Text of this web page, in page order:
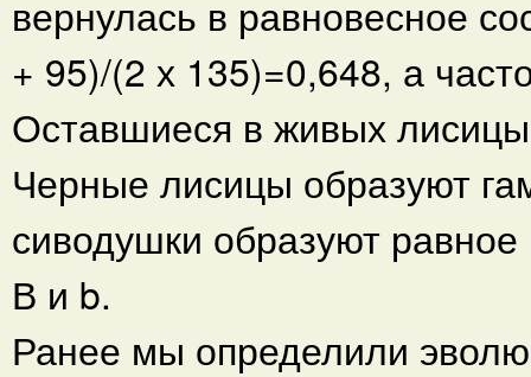
вернулась в равновесное
+ 95)/(2 х 135)=0,648, а
Оставшиеся в живых
Черные лисицы образуют
сиводушки образуют
В и b.
Ранее мы определили